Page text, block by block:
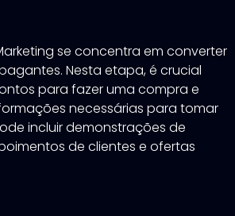
se concentra em converter
Nesta etapa, é crucial
para fazer uma compra e
necessárias para tomar
incluir demonstrações de
de clientes e ofertas